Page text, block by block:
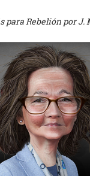
para Rebelión por J.